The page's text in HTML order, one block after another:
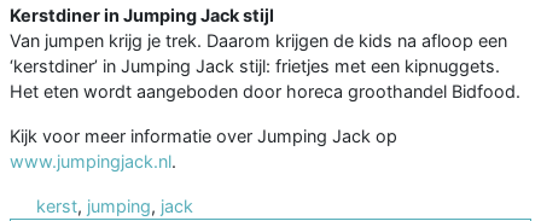
Kerstdiner in Jumping Jack stijl
Van jumpen krijg je trek. Daarom krijgen de kids na afloop een
‘kerstdiner’ in Jumping Jack stijl: frietjes met een kipnuggets.
Het eten wordt aangeboden door horeca groothandel Bidfood.
Kijk voor meer informatie over Jumping Jack op
www.jumpingjack.nl.
kerst, jumping, jack